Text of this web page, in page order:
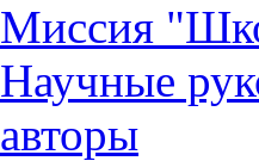
Миссия
Научные
авторы